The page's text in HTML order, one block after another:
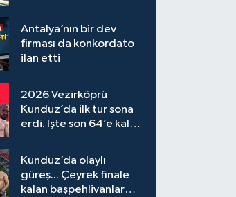
Antalya’nın bir dev
firması da konkordato
ilan etti
2026 Vezirköprü
Kunduz’da ilk tur sona
erdi. İşte son 64’e kalan
Kunduz’da olaylı
güreş... Çeyrek finale
kalan başpehlivanlar